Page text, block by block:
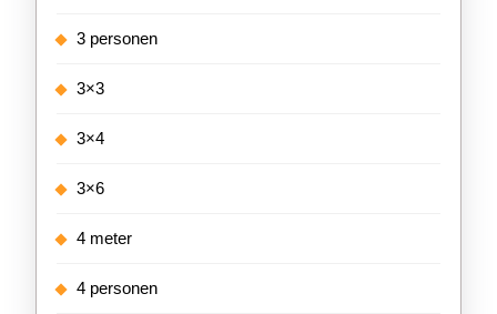
3 personen
3×3
3×4
3×6
4 meter
4 personen